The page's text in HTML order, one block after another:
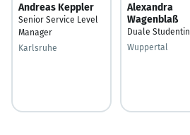
Andreas Keppler
Senior Service Level
Manager
Karlsruhe
Alexandra
Wagenblaß
Duale Studentin
Wuppertal